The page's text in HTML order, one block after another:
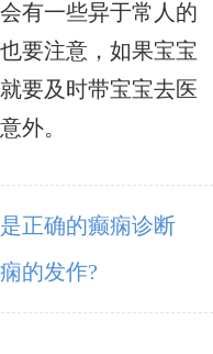
有一些异于常人的
要注意，如果宝宝
要及时带宝宝去医
外。
正确的癫痫诊断
的发作?